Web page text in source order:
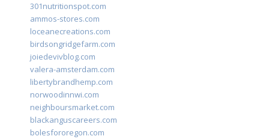
301nutritionspot.com
ammos-stores.com
loceanecreations.com
birdsongridgefarm.com
joiedevivblog.com
valera-amsterdam.com
libertybrandhemp.com
norwoodinnwi.com
neighboursmarket.com
blackanguscareers.com
bolesfororegon.com